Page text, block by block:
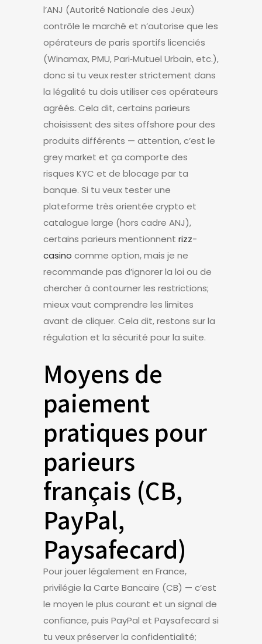
l’ANJ (Autorité Nationale des Jeux)
contrôle le marché et n’autorise que les
opérateurs de paris sportifs licenciés
(Winamax, PMU, Pari‑Mutuel Urbain, etc.),
donc si tu veux rester strictement dans
la légalité tu dois utiliser ces opérateurs
agréés. Cela dit, certains parieurs
choisissent des sites offshore pour des
produits différents — attention, c’est le
grey market et ça comporte des
risques KYC et de blocage par ta
banque. Si tu veux tester une
plateforme très orientée crypto et
catalogue large (hors cadre ANJ),
certains parieurs mentionnent rizz-
casino comme option, mais je ne
recommande pas d’ignorer la loi ou de
chercher à contourner les restrictions;
mieux vaut comprendre les limites
avant de cliquer. Cela dit, restons sur la
régulation et la sécurité pour la suite.
Moyens de
paiement
pratiques pour
parieurs
français (CB,
PayPal,
Paysafecard)
Pour jouer légalement en France,
privilégie la Carte Bancaire (CB) — c’est
le moyen le plus courant et un signal de
confiance, puis PayPal et Paysafecard si
tu veux préserver la confidentialité;